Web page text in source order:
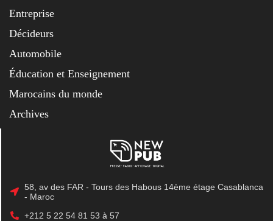
Entreprise
Décideurs
Automobile
Éducation et Enseignement
Marocains du monde
Archives
58, av des FAR - Tours des Habous 14ème étage Casablanca
- Maroc
+212 5 22 54 81 53 à 57